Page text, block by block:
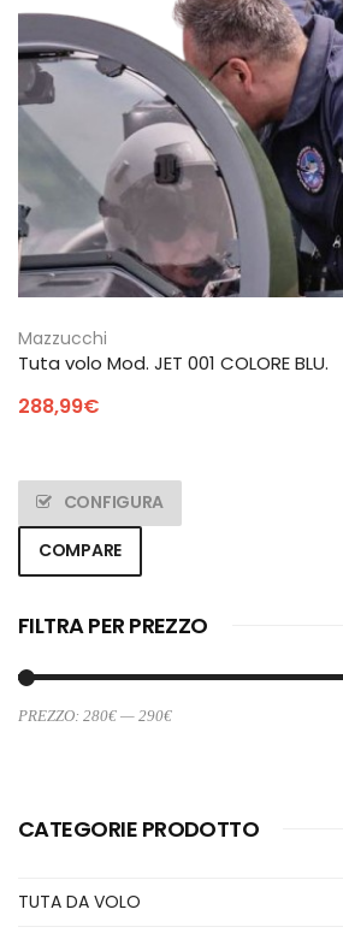
Mazzucchi
Tuta volo Mod. JET 001 COLORE BLU.
288,99€
CONFIGURA
COMPARE
FILTRA PER PREZZO
PREZZO: 280€ — 290€
CATEGORIE PRODOTTO
TUTA DA VOLO